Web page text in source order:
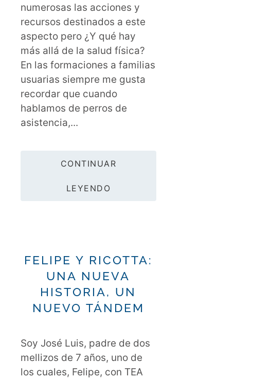
numerosas las acciones y
recursos destinados a este
aspecto pero ¿Y qué hay
más allá de la salud física?
En las formaciones a familias
usuarias siempre me gusta
recordar que cuando
hablamos de perros de
asistencia,...
CONTINUAR
LEYENDO
FELIPE Y RICOTTA:
UNA NUEVA
HISTORIA, UN
NUEVO TÁNDEM
Soy José Luis, padre de dos
mellizos de 7 años, uno de
los cuales, Felipe, con TEA